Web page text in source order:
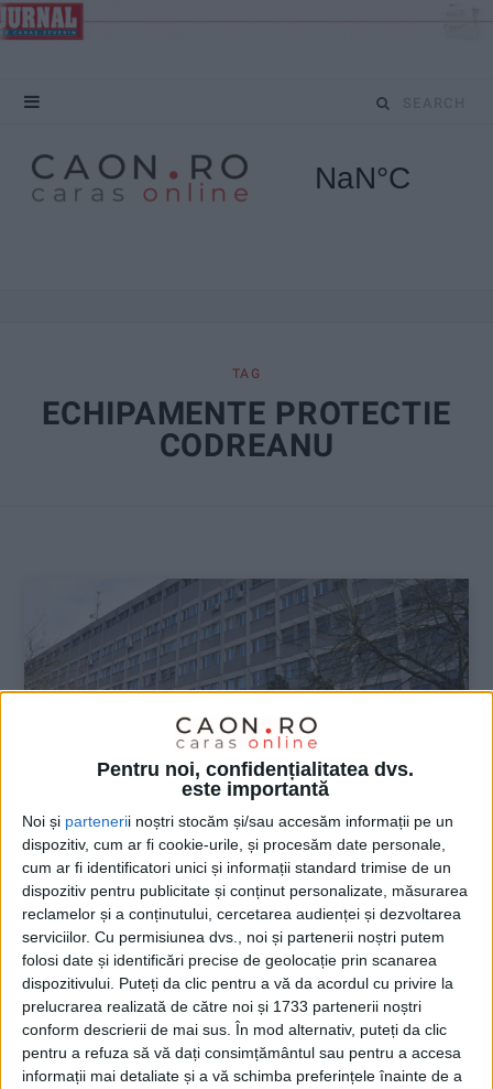
Pentru noi, confidențialitatea dvs.
este importantă
Noi și partenerii noștri stocăm și/sau accesăm informații pe un
dispozitiv, cum ar fi cookie-urile, și procesăm date personale,
cum ar fi identificatori unici și informații standard trimise de un
dispozitiv pentru publicitate și conținut personalizate, măsurarea
reclamelor și a conținutului, cercetarea audienței și dezvoltarea
serviciilor. Cu permisiunea dvs., noi și partenerii noștri putem
folosi date și identificări precise de geolocație prin scanarea
dispozitivului. Puteți da clic pentru a vă da acordul cu privire la
prelucrarea realizată de către noi și 1733 partenerii noștri
conform descrierii de mai sus. În mod alternativ, puteți da clic
pentru a refuza să vă dați consimțământul sau pentru a accesa
informații mai detaliate și a vă schimba preferințele înainte de a
S
o
TAG
ECHIPAMENTE PROTECTIE
CODREANU
ŞTIRILE JUDEŢULUI CARAŞ-SEVERIN
Cine mișcă-n frontul din spital –
plângere penală!
5 APRILIE 2020, 09:05 AM 4 MINUTE DE CITIRE
CARANSEBEȘ – A pățit-o asistentul-șef de la Blocul Operator al
Spitalului Municipal de Urgență Caransebeș, care a fost